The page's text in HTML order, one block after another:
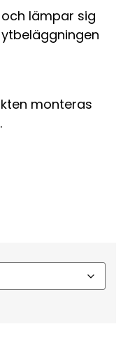
lämpar sig
monteras